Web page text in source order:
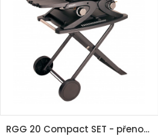
RGG 20 Compact SET - přenosný plynový gril 4,2 kW se dvěma hořáky a pojízdným skládacím stolkem